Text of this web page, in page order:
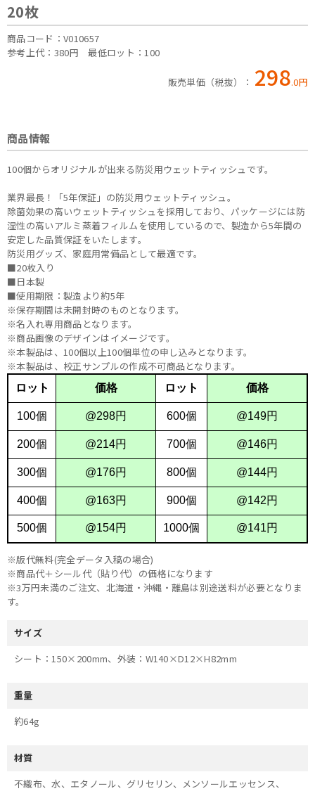
20枚
商品コード：V010657
参考上代：380円最低ロット：100
販売単価（税抜）： 298.0円
商品情報
100個からオリジナルが出来る防災用ウェットティッシュです。
業界最長！「5年保証」の防災用ウェットティッシュ。
除菌効果の高いウェットティッシュを採用しており、パッケージには防
湿性の高いアルミ蒸着フィルムを使用しているので、製造から5年間の
安定した品質保証をいたします。
防災用グッズ、家庭用常備品として最適です。
■20枚入り
■日本製
■使用期限：製造より約5年
※保存期間は未開封時のものとなります。
※名入れ専用商品となります。
※商品画像のデザインはイメージです。
※本製品は、100個以上100個単位の申し込みとなります。
※本製品は、校正サンプルの作成不可商品となります。
※版代無料(完全データ入稿の場合)
※商品代＋シール代（貼り代）の価格になります
※3万円未満のご注文、北海道・沖縄・離島は別途送料が必要となりま
す。
サイズ
シート：150×200mm、外装：W140×D12×H82mm
重量
約64g
材質
不織布、水、エタノール、グリセリン、メンソールエッセンス、